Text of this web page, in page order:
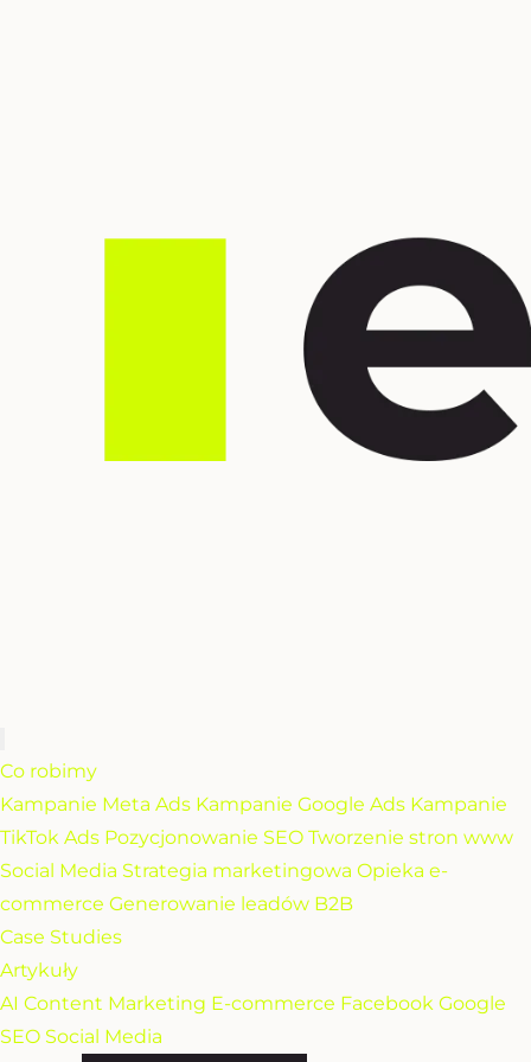
Co robimy
Kampanie Meta Ads Kampanie Google Ads Kampanie
TikTok Ads Pozycjonowanie SEO Tworzenie stron www
Social Media Strategia marketingowa Opieka e-
commerce Generowanie leadów B2B
Case Studies
Artykuły
AI Content Marketing E-commerce Facebook Google
SEO Social Media